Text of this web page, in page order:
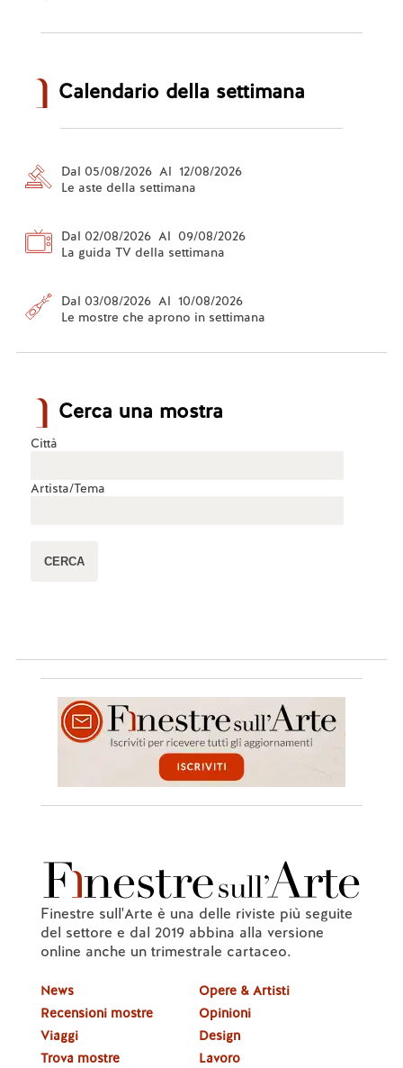
Calendario della settimana
Dal 05/08/2026 Al 12/08/2026
Le aste della settimana
Dal 02/08/2026 Al 09/08/2026
La guida TV della settimana
Dal 03/08/2026 Al 10/08/2026
Le mostre che aprono in settimana
Cerca una mostra
Città
Artista/Tema
Finestre sull'Arte è una delle riviste più seguite
del settore e dal 2019 abbina alla versione
online anche un trimestrale cartaceo.
News
Recensioni mostre
Viaggi
Trova mostre
Opere & Artisti
Opinioni
Design
Lavoro